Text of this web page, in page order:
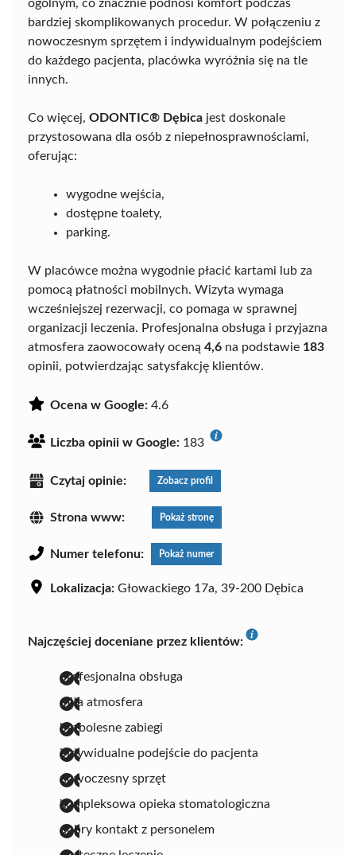
ogólnym, co znacznie podnosi komfort podczas
bardziej skomplikowanych procedur. W połączeniu z
nowoczesnym sprzętem i indywidualnym podejściem
do każdego pacjenta, placówka wyróżnia się na tle
innych.
Co więcej, ODONTIC® Dębica jest doskonale
przystosowana dla osób z niepełnosprawnościami,
oferując:
wygodne wejścia,
dostępne toalety,
parking.
W placówce można wygodnie płacić kartami lub za
pomocą płatności mobilnych. Wizyta wymaga
wcześniejszej rezerwacji, co pomaga w sprawnej
organizacji leczenia. Profesjonalna obsługa i przyjazna
atmosfera zaowocowały oceną 4,6 na podstawie 183
opinii, potwierdzając satysfakcję klientów.
Ocena w Google: 4.6
Liczba opinii w Google: 183
Czytaj opinie: Zobacz profil
Strona www: Pokaż stronę
Numer telefonu: Pokaż numer
Lokalizacja: Głowackiego 17a, 39-200 Dębica
Najczęściej doceniane przez klientów:
profesjonalna obsługa
miła atmosfera
bezbolesne zabiegi
indywidualne podejście do pacjenta
nowoczesny sprzęt
kompleksowa opieka stomatologiczna
dobry kontakt z personelem